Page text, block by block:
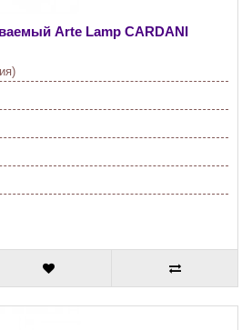
Arte Lamp CARDANI